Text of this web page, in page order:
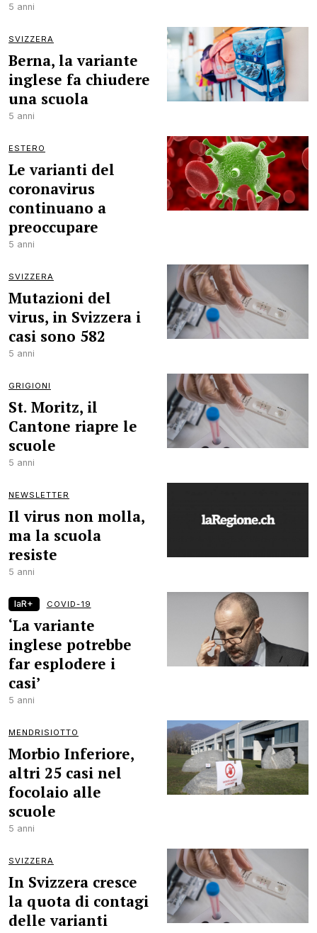
5 anni
SVIZZERA
Berna, la variante
inglese fa chiudere
una scuola
5 anni
ESTERO
Le varianti del
coronavirus
continuano a
preoccupare
5 anni
SVIZZERA
Mutazioni del
virus, in Svizzera i
casi sono 582
5 anni
GRIGIONI
St. Moritz, il
Cantone riapre le
scuole
5 anni
NEWSLETTER
Il virus non molla,
ma la scuola
resiste
5 anni
laR+ COVID-19
‘La variante
inglese potrebbe
far esplodere i
casi’
5 anni
MENDRISIOTTO
Morbio Inferiore,
altri 25 casi nel
focolaio alle
scuole
5 anni
SVIZZERA
In Svizzera cresce
la quota di contagi
delle varianti